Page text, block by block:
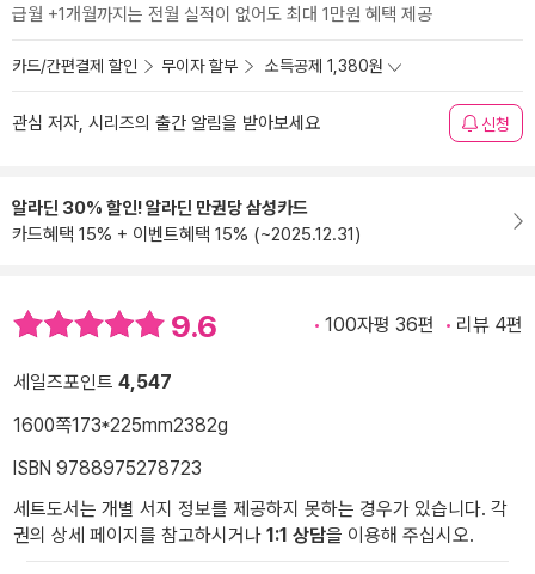
급월 +1개월까지는 전월 실적이 없어도 최대 1만원 혜택 제공
카드/간편결제 할인 무이자 할부 소득공제 1,380원
관심 저자, 시리즈의 출간 알림을 받아보세요 신청
알라딘 30% 할인! 알라딘 만권당 삼성카드
카드혜택 15% + 이벤트혜택 15% (~2025.12.31)
9.6 100자평 36편 리뷰 4편
세일즈포인트 4,547
1600쪽173*225mm2382g
ISBN 9788975278723
세트도서는 개별 서지 정보를 제공하지 못하는 경우가 있습니다. 각
권의 상세 페이지를 참고하시거나 1:1 상담을 이용해 주십시오.